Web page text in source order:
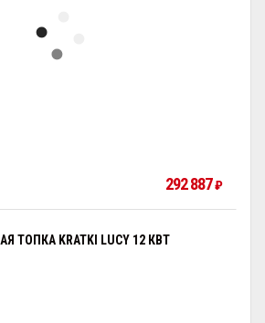
292 887₽
ТОПКА KRATKI LUCY 12 КВТ